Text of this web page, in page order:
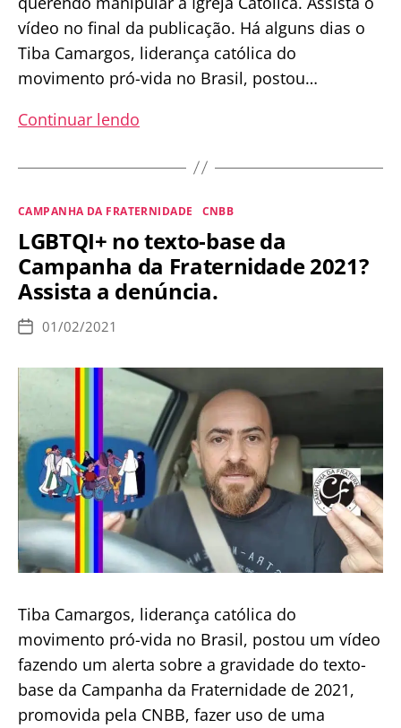
vídeo no final da publicação. Há alguns dias o
Tiba Camargos, liderança católica do
movimento pró-vida no Brasil, postou…
Continuar lendo
por
da
Campanha
da
Fraternidade?
Categorias
CAMPANHA DA FRATERNIDADE CNBB
LGBTQI+ no texto-base da
Campanha da Fraternidade 2021?
Assista a denúncia.
Data
publicação
01/02/2021
Tiba Camargos, liderança católica do
movimento pró-vida no Brasil, postou um vídeo
fazendo um alerta sobre a gravidade do texto-
base da Campanha da Fraternidade de 2021,
promovida pela CNBB, fazer uso de uma